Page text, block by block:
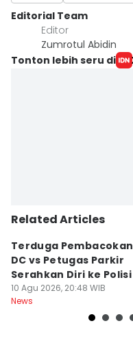
Editorial Team
Editor
Zumrotul Abidin
Tonton lebih seru di
Related Articles
Terduga Pembacokan
DC vs Petugas Parkir
Serahkan Diri ke Polisi
10 Agu 2026, 20:48 WIB
News